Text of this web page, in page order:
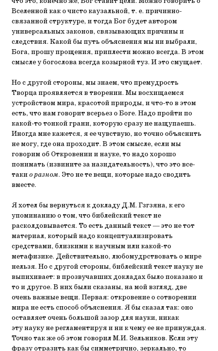
Вселенной как о чисто каузальной, т. е. причинно-
связанной структуре, и тогда Бог будет автором
универсальных законов, связывающих причины и
следствия. Какой бы путь объяснения мы ни выбрали,
Бога, прошу прощения, приплести можно всегда. В этом
смысле у богослова всегда козырной туз. И это смущает.
Но с другой стороны, мы знаем, что премудрость
Творца проявляется в творении. Мы восхищаемся
устройством мира, красотой природы, и что-то в этом
есть, что нам говорит всерьез о Боге. Надо пройти по
какой-то тонкой грани, которую сразу не нащупаешь.
Иногда мне кажется, я ее чувствую, но точно объяснить
не могу, где она проходит. В этом смысле, если мы
говорим об Откровении и науке, то надо хорошо
понимать (извините за назидательность), что это все-
такио разном. Это не те вещи, которые надо сводить
вместе.
Я хотел бы вернуться к докладу Д.М. Гзгзяна, к его
упоминанию о том, что библейский текст не
расколдовывается. То есть данный текст — это не тот
материал, который надо концептуализировать
средствами, близкими к научным или какой-то
метафизике. Действительно, любомудрствовать о мире
нельзя. Но с другой стороны, библейский текст науку не
выпихивает: в прозвучавших докладах было показано и
то и другое. В них были сказаны, на мой взгляд, две
очень важные вещи. Первая: откровение о сотворении
мира не есть способ объяснения. Я бы сказал так: оно
оставляет очень большой зазор для науки, никак
эту науку не регламентируя и ни к чему ее не принуждая.
Точно так же об этом говорил М.И. Зельников. Если эту
фразу отразить как бы симметрично, зеркально, то